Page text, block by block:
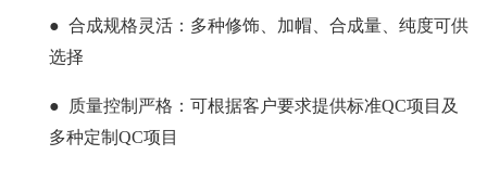
●  合成规格灵活：多种修饰、加帽、合成量、纯度可供
选择
●  质量控制严格：可根据客户要求提供标准QC项目及
多种定制QC项目